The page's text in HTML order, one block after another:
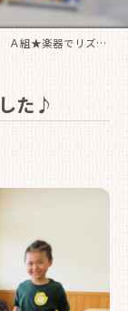
Ａ組★楽器でリズム遊びしました♪
た♪